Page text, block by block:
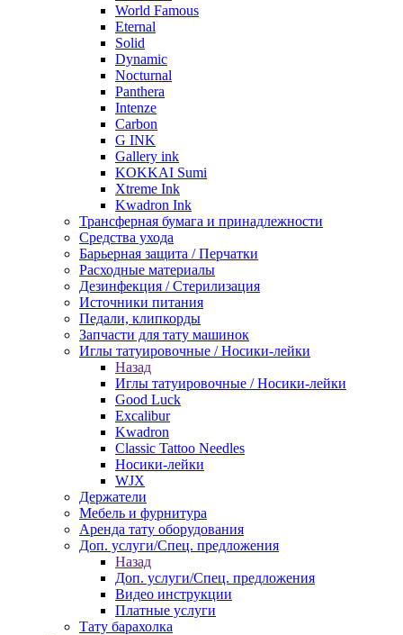
World Famous
Eternal
Solid
Dynamic
Nocturnal
Panthera
Intenze
Carbon
G INK
Gallery ink
KOKKAI Sumi
Xtreme Ink
Kwadron Ink
Трансферная бумага и принадлежности
Средства ухода
Барьерная защита / Перчатки
Расходные материалы
Дезинфекция / Стерилизация
Источники питания
Педали, клипкорды
Запчасти для тату машинок
Иглы татуировочные / Носики-лейки
Назад
Иглы татуировочные / Носики-лейки
Good Luck
Excalibur
Kwadron
Classic Tattoo Needles
Носики-лейки
WJX
Держатели
Мебель и фурнитура
Аренда тату оборудования
Доп. услуги/Спец. предложения
Назад
Доп. услуги/Спец. предложения
Видео инструкции
Платные услуги
Тату барахолка